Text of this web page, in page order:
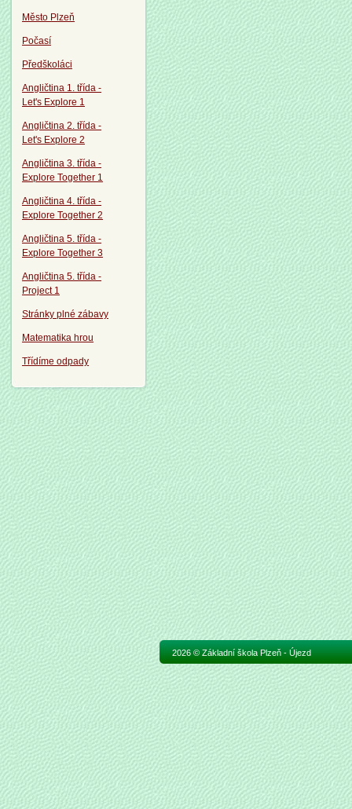
Město Plzeň
Počasí
Předškoláci
Angličtina 1. třída -
Let's Explore 1
Angličtina 2. třída -
Let's Explore 2
Angličtina 3. třída -
Explore Together 1
Angličtina 4. třída -
Explore Together 2
Angličtina 5. třída -
Explore Together 3
Angličtina 5. třída -
Project 1
Stránky plné zábavy
Matematika hrou
Třídíme odpady
2026 © Základní škola Plzeň - Újezd